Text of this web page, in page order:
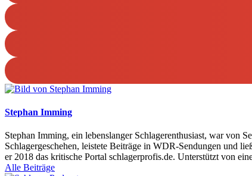
Stephan Imming
Stephan Imming, ein lebenslanger Schlagerenthusiast, war von
Schlagergeschehen, leistete Beiträge in WDR-Sendungen und
er 2018 das kritische Portal schlagerprofis.de. Unterstützt von
Alle Beiträge